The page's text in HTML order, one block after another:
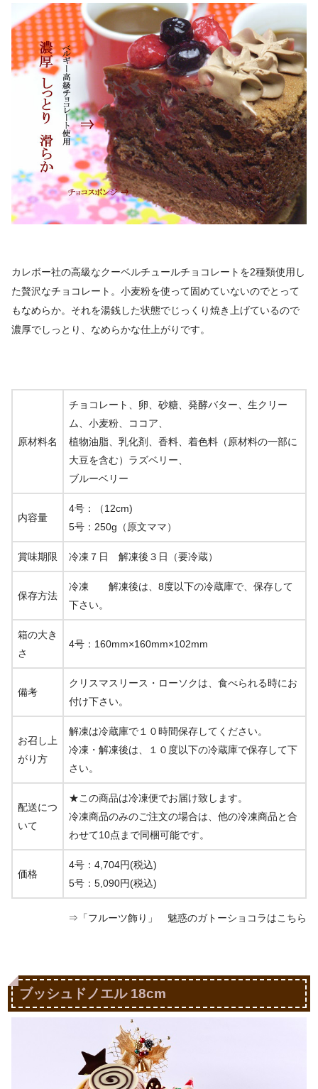
カレボー社の高級なクーベルチュールチョコレートを2種類使用し
た贅沢なチョコレート。小麦粉を使って固めていないのでとって
もなめらか。それを湯銭した状態でじっくり焼き上げているので
濃厚でしっとり、なめらかな仕上がりです。
原材料名
チョコレート、卵、砂糖、発酵バター、生クリー
ム、小麦粉、ココア、
植物油脂、乳化剤、香料、着色料（原材料の一部に
大豆を含む）ラズベリー、
ブルーベリー
内容量
4号：（12cm)
5号：250g（原文ママ）
賞味期限 冷凍７日 解凍後３日（要冷蔵）
保存方法
冷凍 解凍後は、8度以下の冷蔵庫で、保存して
下さい。
箱の大き
さ
4号：160mm×160mm×102mm
備考
クリスマスリース・ローソクは、食べられる時にお
付け下さい。
お召し上
がり方
解凍は冷蔵庫で１０時間保存してください。
冷凍・解凍後は、１０度以下の冷蔵庫で保存して下
さい。
配送につ
いて
★この商品は冷凍便でお届け致します。
冷凍商品のみのご注文の場合は、他の冷凍商品と合
わせて10点まで同梱可能です。
価格
4号： 4,704円(税込)
5号： 5,090円(税込)
⇒「フルーツ飾り」 魅惑のガトーショコラはこちら
ブッシュドノエル 18cm